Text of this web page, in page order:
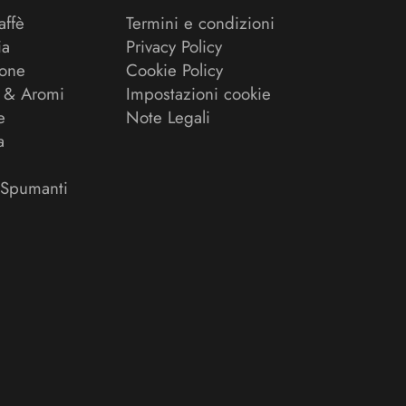
Aromi
Termini e condizioni
Privacy Policy
Cookie Policy
Impostazioni cookie
Note Legali